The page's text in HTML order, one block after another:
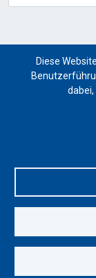
for a
FOOTER
Diese
dabei,